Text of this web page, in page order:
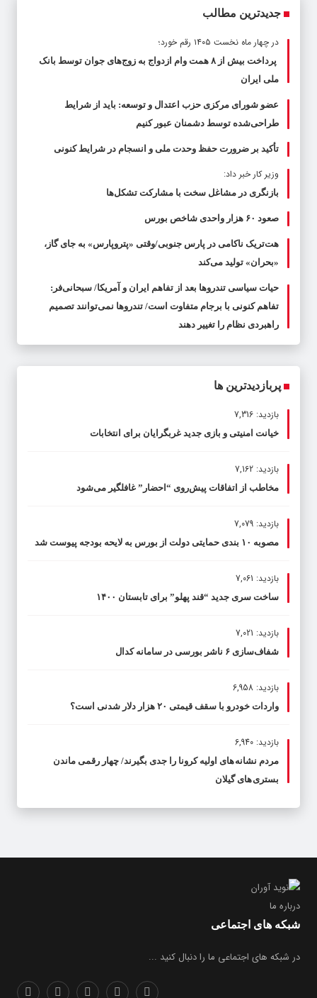
جدیدترین مطالب
در چهار ماه نخست ۱۴۰۵ رقم خورد؛
پرداخت بیش از ۸ همت وام ازدواج به زوج‌های جوان توسط بانک
ملی ایران
عضو شورای مرکزی حزب اعتدال و توسعه: باید از شرایط
طراحی‌شده توسط دشمنان عبور کنیم
تأکید بر ضرورت حفظ وحدت ملی و انسجام در شرایط کنونی
وزیر کار خبر داد:
بازنگری در مشاغل سخت با مشارکت تشکل‌ها
صعود ۶۰ هزار واحدی شاخص بورس
هت‌تریک ناکامی در پارس جنوبی/وقتی «پتروپارس» به جای گاز،
«بحران» تولید می‌کند
حیات سیاسی تندروها بعد از تفاهم ایران و آمریکا/ سبحانی‌فر:
تفاهم کنونی با برجام متفاوت است/ تندروها نمی‌توانند تصمیم
راهبردی نظام را تغییر دهند
پربازدیدترین ها
بازدید: 7,316
خیانت امنیتی و بازی جدید غربگرایان برای انتخابات
بازدید: 7,162
مخاطب از اتفاقات پیش‌روی “احضار” غافلگیر می‌شود
بازدید: 7,079
مصوبه ۱۰ بندی حمایتی دولت از بورس به لایحه بودجه پیوست شد
بازدید: 7,061
ساخت سری جدید “قند پهلو” برای تابستان ۱۴۰۰
بازدید: 7,021
شفاف‌سازی ۶ ناشر بورسی در سامانه کدال
بازدید: 6,958
واردات خودرو با سقف قیمتی ۲۰ هزار دلار شدنی است؟
بازدید: 6,940
مردم نشانه های اولیه کرونا را جدی بگیرند/ چهار رقمی ماندن
بستری های گیلان
درباره ما
شبکه های اجتماعی
در شبکه های اجتماعی ما را دنبال کنید ...